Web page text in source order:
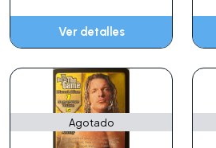
Ver detalles
Agotado